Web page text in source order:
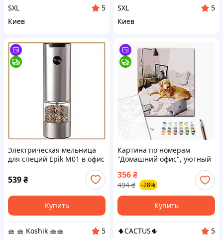
SXL
5
Киев
SXL
5
Киев
Электрическая мельница
для специй Epik M01 в офис
кнопочный измельчитель с
подсветкой
539₴
Купить
🧺 🧺 Koshik 🧺🧺
5
Картина по номерам
"Домашний офис", уютный
ноутбуком на кровати,
48x60 см, сложность 3
356₴
494 ₴ -28%
Купить
🌵CACTUS🌵
5